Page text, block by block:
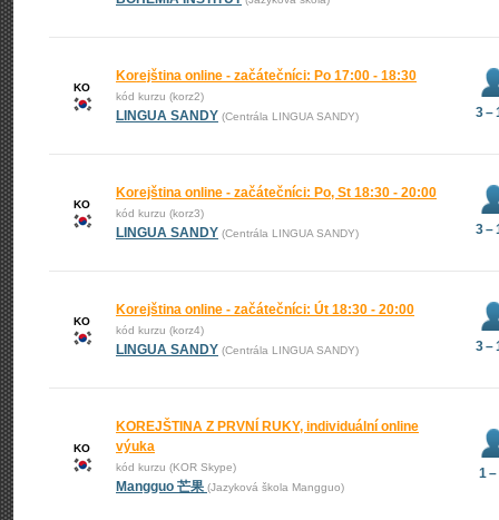
KO
Korejština online - začátečníci: Po 17:00 - 18:30
kód kurzu (korz2)
LINGUA SANDY (Centrála LINGUA SANDY) 3 –
KO
Korejština online - začátečníci: Po, St 18:30 - 20:00
kód kurzu (korz3)
LINGUA SANDY (Centrála LINGUA SANDY) 3 –
KO
Korejština online - začátečníci: Út 18:30 - 20:00
kód kurzu (korz4)
LINGUA SANDY (Centrála LINGUA SANDY) 3 –
KO
KOREJŠTINA Z PRVNÍ RUKY, individuální online
výuka
kód kurzu (KOR Skype)
Mangguo 芒果 (Jazyková škola Mangguo)
1